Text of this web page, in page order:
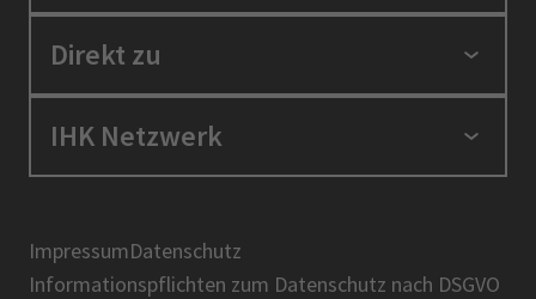
Standortpolitik
Berufszugang
Über uns
Direkt zu
Positionen
Presse
IHK-Magazin
IHK Netzwerk
BIHK
DIHK
ImpressumDatenschutz
Informationspflichten zum Datenschutz nach DSGVO